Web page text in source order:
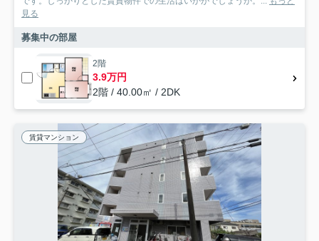
見る
募集中の部屋
2階
3.9万円
2階 / 40.00㎡ / 2DK
賃貸マンション